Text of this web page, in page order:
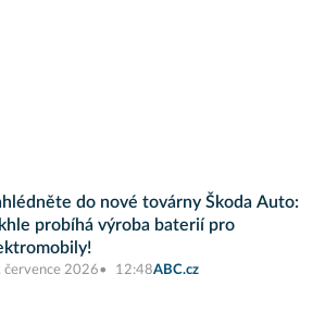
do nové továrny Škoda Auto:
probíhá výroba baterií pro
července 2026 12:48ABC.cz